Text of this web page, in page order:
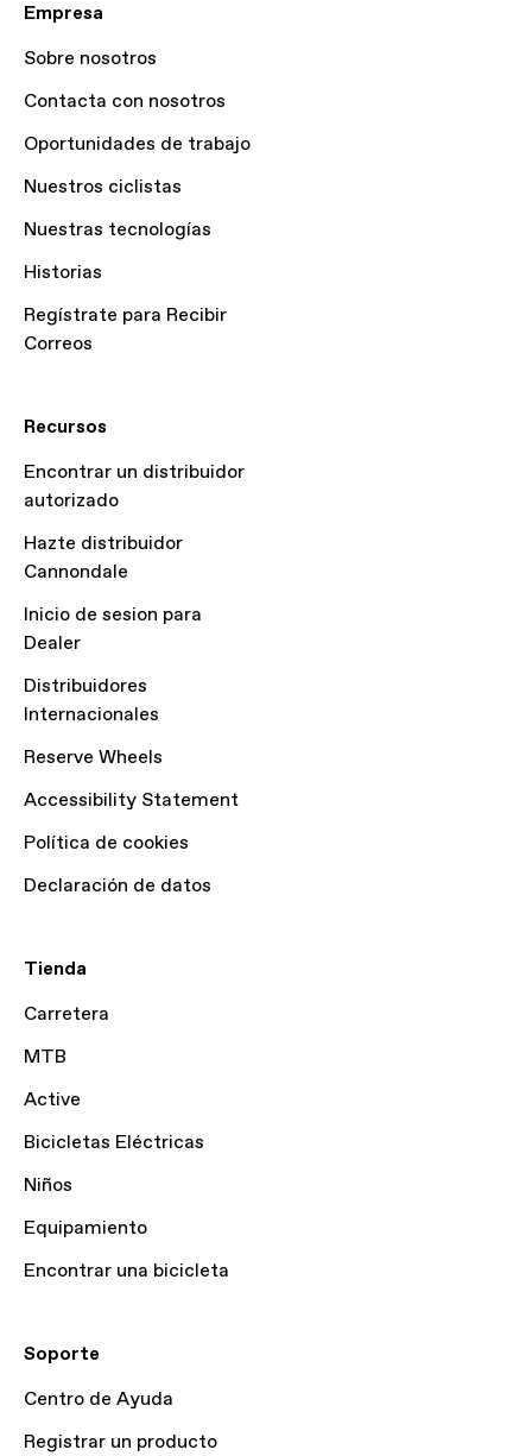
Empresa
Sobre nosotros
Contacta con nosotros
Oportunidades de trabajo
Nuestros ciclistas
Nuestras tecnologías
Historias
Regístrate para Recibir
Correos
Recursos
Encontrar un distribuidor
autorizado
Hazte distribuidor
Cannondale
Inicio de sesion para
Dealer
Distribuidores
Internacionales
Reserve Wheels
Accessibility Statement
Política de cookies
Declaración de datos
Tienda
Carretera
MTB
Active
Bicicletas Eléctricas
Niños
Equipamiento
Encontrar una bicicleta
Soporte
Centro de Ayuda
Registrar un producto